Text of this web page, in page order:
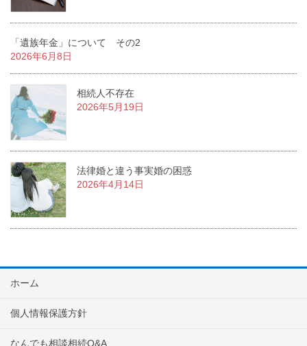
「遺族年金」について その2
2026年6月8日
相続人不存在
2026年5月19日
法律婚と違う事実婚の困惑
2026年4月14日
ホーム
個人情報保護方針
なんでも相談相続Q&A